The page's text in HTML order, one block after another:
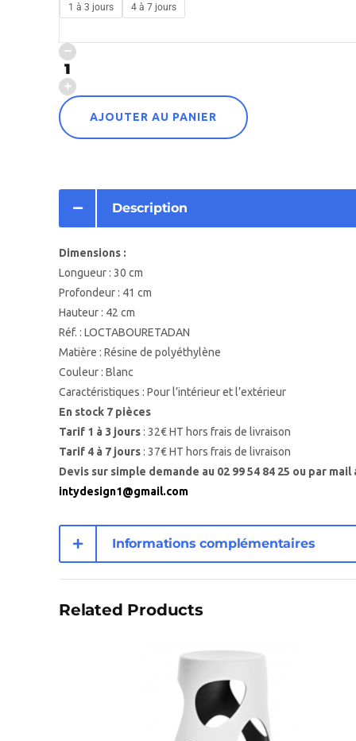
1 à 3 jours 4 à 7 jours
AJOUTER AU PANIER
Description
Dimensions :
Longueur : 30 cm
Profondeur : 41 cm
Hauteur : 42 cm
Réf. : LOCTABOURETADAN
Matière : Résine de polyéthylène
Couleur : Blanc
Caractéristiques : Pour l’intérieur et l’extérieur
En stock 7 pièces
Tarif 1 à 3 jours : 32€ HT hors frais de livraison
Tarif 4 à 7 jours : 37€ HT hors frais de livraison
Devis sur simple demande au 02 99 54 84 25 ou par mail
intydesign1@gmail.com
Informations complémentaires
Related Products